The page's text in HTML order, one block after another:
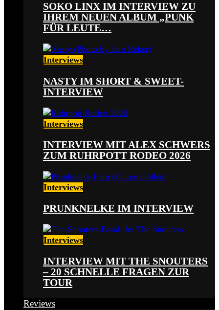
SOKO LINX IM INTERVIEW ZU
IHREM NEUEN ALBUM „PUNK
FÜR LEUTE…
Interviews
NASTY IM SHORT & SWEET-
INTERVIEW
Interviews
INTERVIEW MIT ALEX SCHWERS
ZUM RUHRPOTT RODEO 2026
Interviews
PRUNKNELKE IM INTERVIEW
Interviews
INTERVIEW MIT THE SNOUTERS
– 20 SCHNELLE FRAGEN ZUR
TOUR
Reviews